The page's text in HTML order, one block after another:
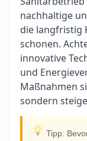
nachhaltige
die langfristig
schonen.
innovative
und
Maßnahmen
sondern
Tipp: